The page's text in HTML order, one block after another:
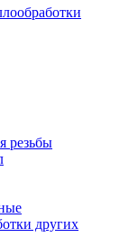
резьбы
других